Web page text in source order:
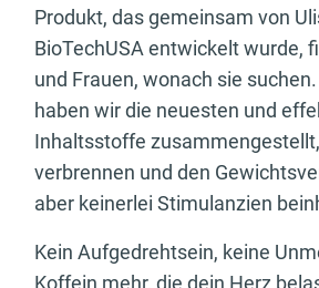
Produkt, das gemeinsam von
BioTechUSA entwickelt wurde,
und Frauen, wonach sie
haben wir die neuesten und
Inhaltsstoffe
verbrennen und den
aber keinerlei Stimulanzien
Kein Aufgedrehtsein, keine